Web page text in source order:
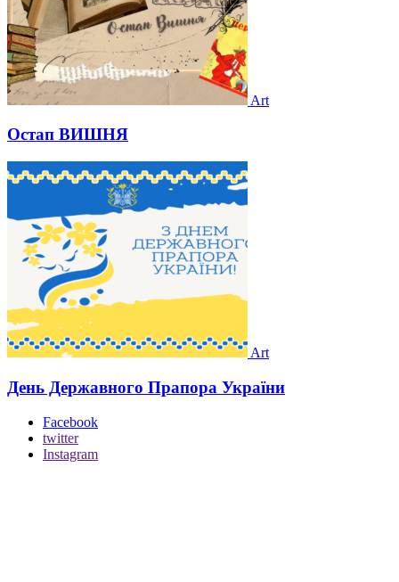
Art
Остап ВИШНЯ
Art
День Державного Прапора України
Facebook
twitter
Instagram